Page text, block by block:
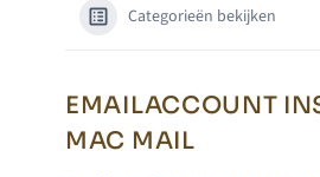
Categorieën bekijken
EMAILACCOUNT
MAC MAIL